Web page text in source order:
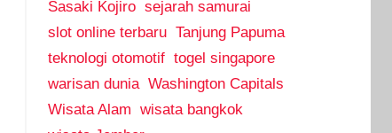
Sasaki Kojiro sejarah samurai
slot online terbaru Tanjung Papuma
teknologi otomotif togel singapore
warisan dunia Washington Capitals
Wisata Alam wisata bangkok